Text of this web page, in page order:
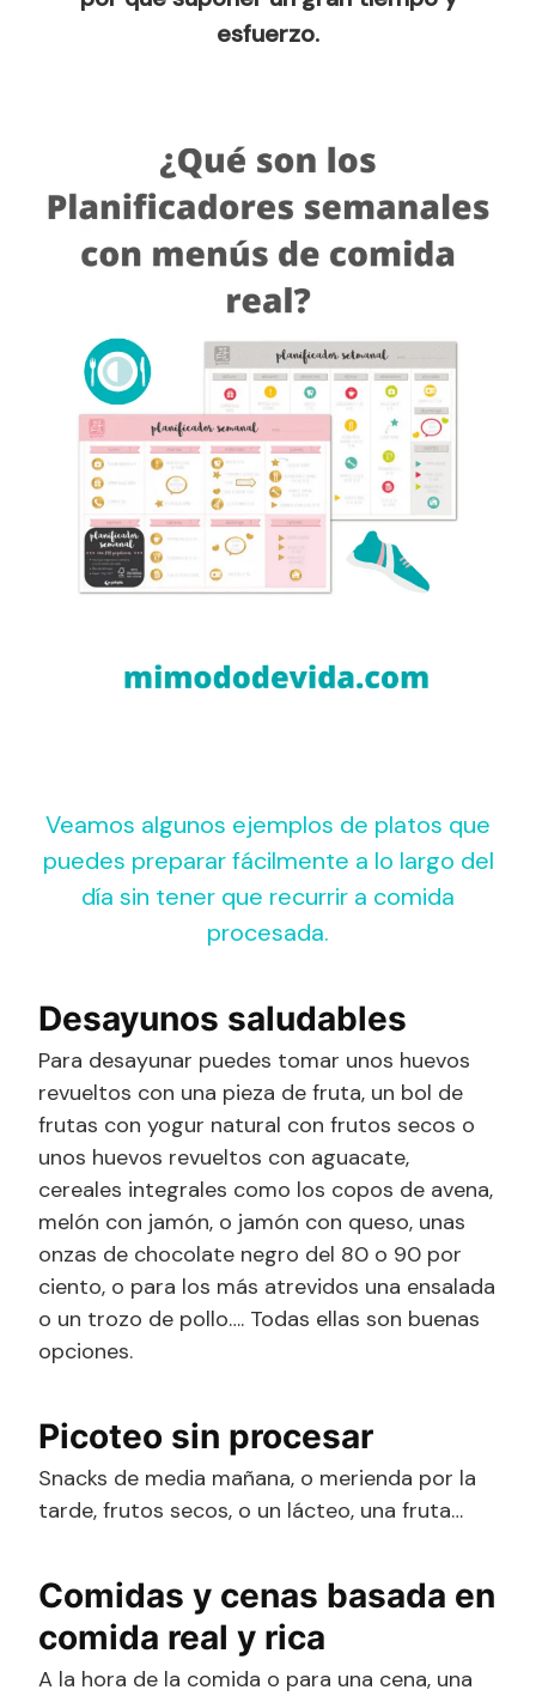
esfuerzo.
Veamos algunos ejemplos de platos que
puedes preparar fácilmente a lo largo del
día sin tener que recurrir a comida
procesada.
Desayunos saludables
Para desayunar puedes tomar unos huevos
revueltos con una pieza de fruta, un bol de
frutas con yogur natural con frutos secos o
unos huevos revueltos con aguacate,
cereales integrales como los copos de avena,
melón con jamón, o jamón con queso, unas
onzas de chocolate negro del 80 o 90 por
ciento, o para los más atrevidos una ensalada
o un trozo de pollo…. Todas ellas son buenas
opciones.
Picoteo sin procesar
Snacks de media mañana, o merienda por la
tarde, frutos secos, o un lácteo, una fruta…
Comidas y cenas basada en
comida real y rica
A la hora de la comida o para una cena, una